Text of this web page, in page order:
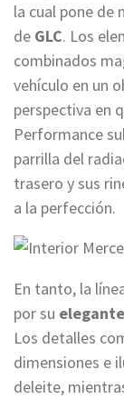
la cual pone de
de GLC. Los
combinados
vehículo en un
perspectiva en
Performance
parrilla del
trasero y sus
a la perfección.
En tanto, la
por su
Los detalles
dimensiones e
deleite,